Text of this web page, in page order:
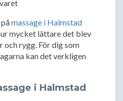
massage i Halmstad
mycket lättare det blev
och rygg. För dig som
kan det verkligen
i Halmstad